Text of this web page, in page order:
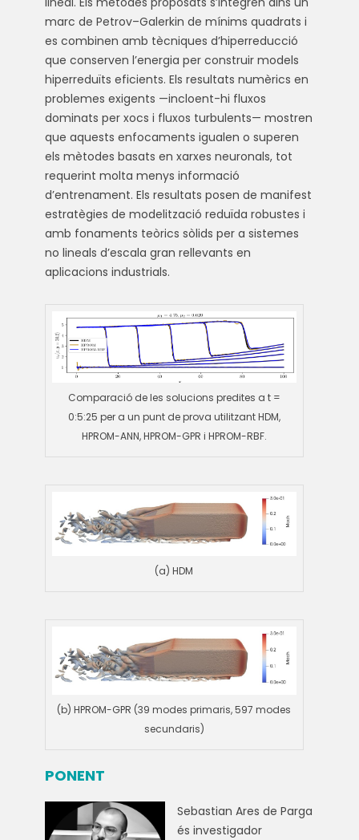
marc de Petrov–Galerkin de mínims quadrats i
es combinen amb tècniques d’hiperreducció
que conserven l’energia per construir models
hiperreduïts eficients. Els resultats numèrics en
problemes exigents —incloent-hi fluxos
dominats per xocs i fluxos turbulents— mostren
que aquests enfocaments igualen o superen
els mètodes basats en xarxes neuronals, tot
requerint molta menys informació
d’entrenament. Els resultats posen de manifest
estratègies de modelització reduïda robustes i
amb fonaments teòrics sòlids per a sistemes
no lineals d’escala gran rellevants en
aplicacions industrials.
Comparació de les solucions predites a t =
0:5:25 per a un punt de prova utilitzant HDM,
HPROM-ANN, HPROM-GPR i HPROM-RBF.
(a) HDM
(b) HPROM-GPR (39 modes primaris, 597 modes
secundaris)
PONENT
Sebastian Ares de Parga
és investigador